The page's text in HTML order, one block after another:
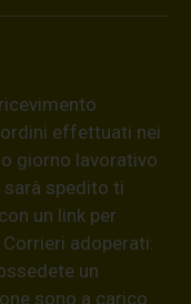
ordini effettuati nei
giorno lavorativo
sarà spedito ti
un link per
adoperati:
un
sono a carico